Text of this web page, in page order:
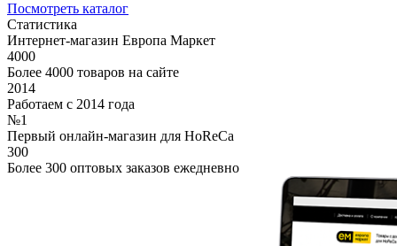
Посмотреть каталог
Статистика
Интернет-магазин Европа Маркет
4000
Более 4000 товаров на сайте
2014
Работаем с 2014 года
№1
Первый онлайн-магазин для HoReCa
300
Более 300 оптовых заказов ежедневно